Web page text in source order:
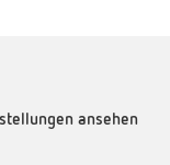
ansehen